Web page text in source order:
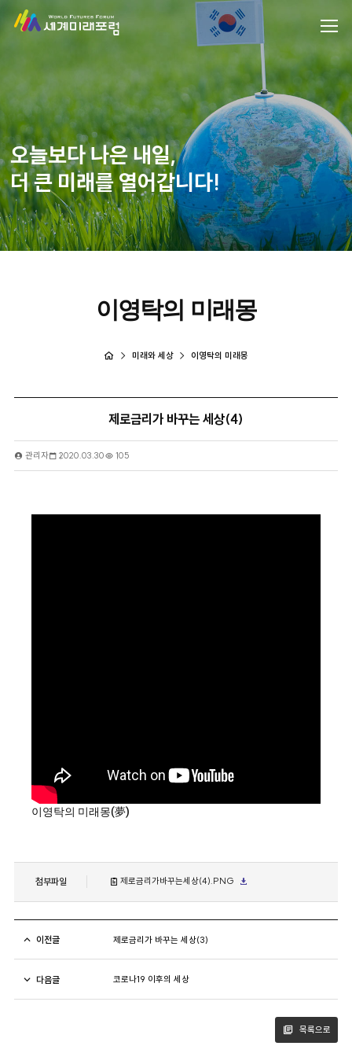
오늘보다 나은 내일,
더 큰 미래를 열어갑니다!
이영탁의 미래몽
미래와 세상 이영탁의 미래몽
제로금리가 바꾸는 세상(4)
관리자 2020.03.30 105
이영탁의 미래몽(夢)
첨부파일 제로금리가바꾸는세상(4).PNG
이전글 제로금리가 바꾸는 세상(3)
다음글 코로나19 이후의 세상
목록으로